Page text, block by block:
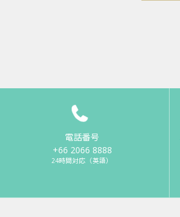
電話番号
+66 2066 8888
24時間対応（英語）